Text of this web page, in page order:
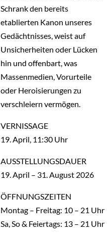
Schrank den bereits
etablierten Kanon unseres
Gedächtnisses, weist auf
Unsicherheiten oder Lücken
hin und offenbart, was
Massenmedien, Vorurteile
oder Heroisierungen zu
verschleiern vermögen.
VERNISSAGE
19. April, 11:30 Uhr
AUSSTELLUNGSDAUER
19. April – 31. August 2026
ÖFFNUNGSZEITEN
Montag – Freitag: 10 – 21 Uhr
Sa, So & Feiertags: 13 – 21 Uhr